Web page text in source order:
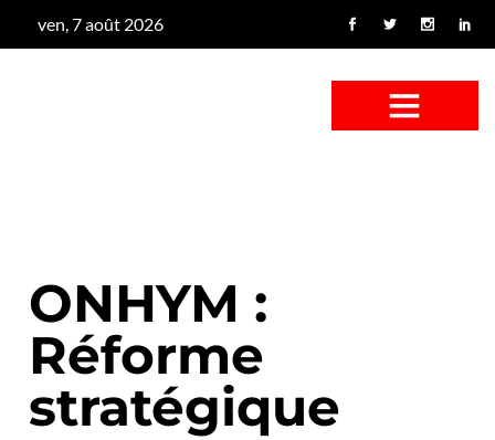
ven, 7 août 2026
ONHYM :
Réforme
stratégique